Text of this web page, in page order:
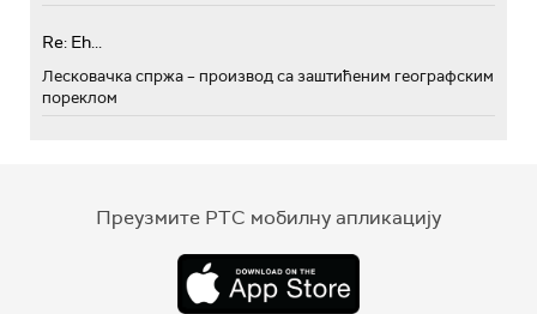
Re: Eh...
Лесковачка спржа – производ са заштићеним географским
пореклом
Преузмите РТС мобилну апликацију